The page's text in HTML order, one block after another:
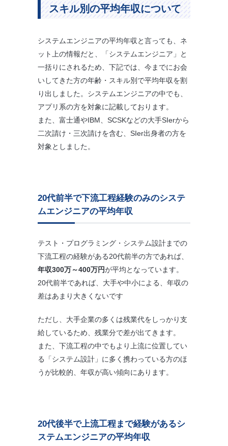
スキル別の平均年収について
システムエンジニアの平均年収と言っても、ネ
ット上の情報だと、「システムエンジニア」と
一括りにされるため、下記では、今までにお会
いしてきた方の年齢・スキル別で平均年収を割
り出しました。システムエンジニアの中でも、
アプリ系の方を対象に記載しております。
また、富士通やIBM、SCSKなどの大手SIerから
二次請け・三次請けを含む、SIer出身者の方を
対象としました。
20代前半で下流工程経験のみのシステ
ムエンジニアの平均年収
テスト・プログラミング・システム設計までの
下流工程の経験がある20代前半の方であれば、
年収300万～400万円が平均となっています。
20代前半であれば、大手や中小による、年収の
差はあまり大きくないです
ただし、大手企業の多くは残業代をしっかり支
給しているため、残業分で差が出てきます。
また、下流工程の中でもより上流に位置してい
る「システム設計」に多く携わっている方のほ
うが比較的、年収が高い傾向にあります。
20代後半で上流工程まで経験があるシ
ステムエンジニアの平均年収